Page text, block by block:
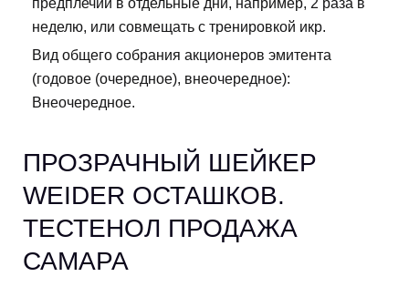
предплечий в отдельные дни, например, 2 раза в
неделю, или совмещать с тренировкой икр.
Вид общего собрания акционеров эмитента
(годовое (очередное), внеочередное):
Внеочередное.
ПРОЗРАЧНЫЙ ШЕЙКЕР
WEIDER ОСТАШКОВ.
ТЕСТЕНОЛ ПРОДАЖА
САМАРА